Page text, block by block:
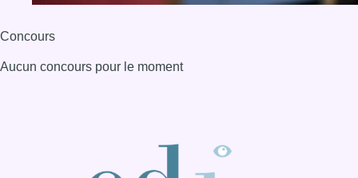
Concours
Aucun concours pour le moment